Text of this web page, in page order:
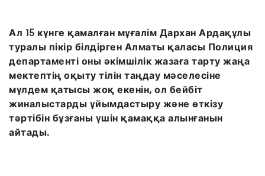
Ал 15 күнге қамалған мұғалім Дархан Ардақұлы
туралы пікір білдірген Алматы қаласы Полиция
департаменті оны әкімшілік жазаға тарту жаңа
мектептің оқыту тілін таңдау мәселесіне
мүлдем қатысы жоқ екенін, ол бейбіт
жиналыстарды ұйымдастыру және өткізу
тәртібін бұзғаны үшін қамаққа алынғанын
айтады.